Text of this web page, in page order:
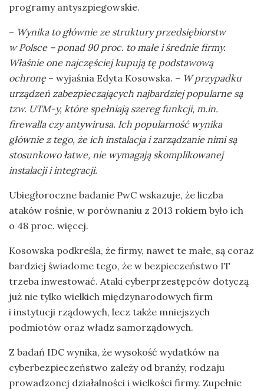
programy antyszpiegowskie.
– Wynika to głównie ze struktury przedsiębiorstw
w Polsce – ponad 90 proc. to małe i średnie firmy.
Właśnie one najczęściej kupują tę podstawową
ochronę– wyjaśnia Edyta Kosowska. – W przypadku
urządzeń zabezpieczających najbardziej popularne są
tzw. UTM-y, które spełniają szereg funkcji, m.in.
firewalla czy antywirusa. Ich popularność wynika
głównie z tego, że ich instalacja i zarządzanie nimi są
stosunkowo łatwe, nie wymagają skomplikowanej
instalacji i integracji.
Ubiegłoroczne badanie PwC wskazuje, że liczba
ataków rośnie, w porównaniu z 2013 rokiem było ich
o 48 proc. więcej.
Kosowska podkreśla, że firmy, nawet te małe, są coraz
bardziej świadome tego, że w bezpieczeństwo IT
trzeba inwestować. Ataki cyberprzestępców dotyczą
już nie tylko wielkich międzynarodowych firm
i instytucji rządowych, lecz także mniejszych
podmiotów oraz władz samorządowych.
Z badań IDC wynika, że wysokość wydatków na
cyberbezpieczeństwo zależy od branży, rodzaju
prowadzonej działalności i wielkości firmy. Zupełnie